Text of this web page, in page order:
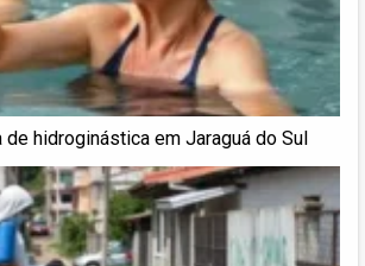
hidroginástica em Jaraguá do Sul